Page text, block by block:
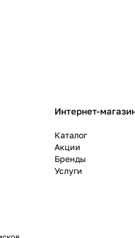
Интернет-
Каталог
Акции
Бренды
Услуги